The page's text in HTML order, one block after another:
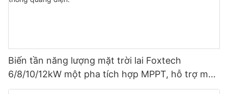
Biến tần năng lượng mặt trời lai Foxtech
6/8/10/12kW một pha tích hợp MPPT, hỗ trợ mắc
song song 9 thiết bị cho hệ thống quang điện.